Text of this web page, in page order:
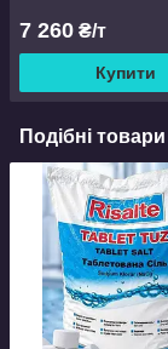
7 260 ₴/т
Купити
Подібні